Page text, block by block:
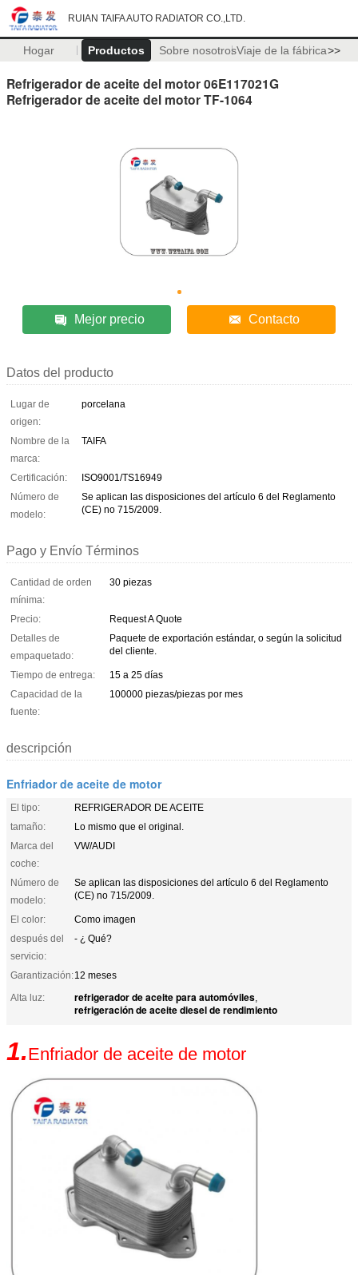
RUIAN TAIFA AUTO RADIATOR CO.,LTD.
Hogar Productos Sobre nosotrosViaje de la fábrica>>
Refrigerador de aceite del motor 06E117021G
Refrigerador de aceite del motor TF-1064
Mejor precio Contacto
Datos del producto
Lugar de
origen:
porcelana
Nombre de la
marca:
TAIFA
Certificación:
ISO9001/TS16949
Número de
modelo:
Se aplican las disposiciones del artículo 6 del Reglamento
(CE) no 715/2009.
Pago y Envío Términos
Cantidad de orden
mínima:
30 piezas
Precio:
Request A Quote
Detalles de
empaquetado:
Paquete de exportación estándar, o según la solicitud
del cliente.
Tiempo de entrega:
15 a 25 días
Capacidad de la
fuente:
100000 piezas/piezas por mes
descripción
Enfriador de aceite de motor
El tipo:
REFRIGERADOR DE ACEITE
tamaño:
Lo mismo que el original.
Marca del
coche:
VW/AUDI
Número de
modelo:
Se aplican las disposiciones del artículo 6 del Reglamento
(CE) no 715/2009.
El color:
Como imagen
después del
servicio:
- ¿ Qué?
Garantización:12 meses
Alta luz:
refrigerador de aceite para automóviles,
refrigeración de aceite diesel de rendimiento
1.Enfriador de aceite de motor